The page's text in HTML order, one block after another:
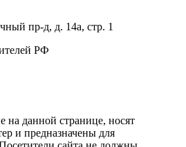
пр-д, д. 14а, стр. 1
РФ
данной странице, носят
и предназначены для